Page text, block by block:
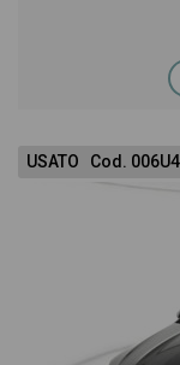
decisione di
All'interno della
per l'acquisto
USATO Cod.